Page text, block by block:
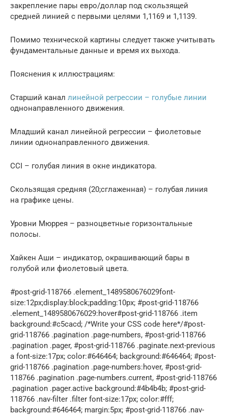
закрепление пары евро/доллар под скользящей
средней линией с первыми целями 1,1169 и 1,1139.
Помимо технической картины следует также учитывать
фундаментальные данные и время их выхода.
Пояснения к иллюстрациям:
Старший канал линейной регрессии – голубые линии
однонаправленного движения.
Младший канал линейной регрессии – фиолетовые
линии однонаправленного движения.
CCI – голубая линия в окне индикатора.
Скользящая средняя (20;сглаженная) – голубая линия
на графике цены.
Уровни Мюррея – разноцветные горизонтальные
полосы.
Хайкен Аши – индикатор, окрашивающий бары в
голубой или фиолетовый цвета.
#post-grid-118766 .element_1489580676029font-
size:12px;display:block;padding:10px; #post-grid-118766
.element_1489580676029:hover#post-grid-118766 .item
background:#c5cacd; /*Write your CSS code here*/#post-
grid-118766 .pagination .page-numbers, #post-grid-118766
.pagination .pager, #post-grid-118766 .paginate.next-previous
a font-size:17px; color:#646464; background:#646464; #post-
grid-118766 .pagination .page-numbers:hover, #post-grid-
118766 .pagination .page-numbers.current, #post-grid-118766
.pagination .pager.active background:#4b4b4b; #post-grid-
118766 .nav-filter .filter font-size:17px; color:#fff;
background:#646464; margin:5px; #post-grid-118766 .nav-